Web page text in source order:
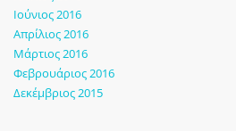
Ιούνιος 2016
Απρίλιος 2016
Μάρτιος 2016
Φεβρουάριος 2016
Δεκέμβριος 2015